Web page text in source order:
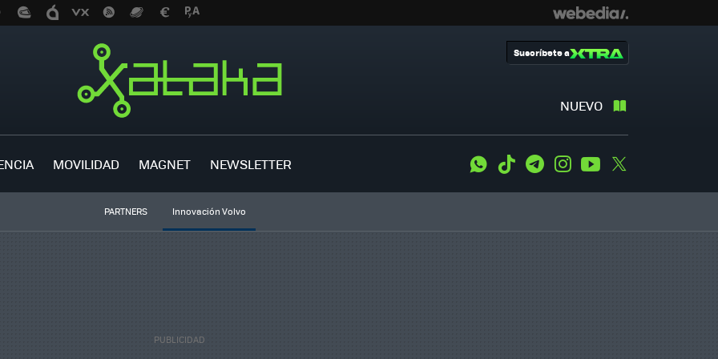
NUEVO
Suscríbete a
MOVILIDAD MAGNET NEWSLETTER WhatsApp
Tiktok TelegramInstagramYoutube
PARTNERS Innovación Volvo